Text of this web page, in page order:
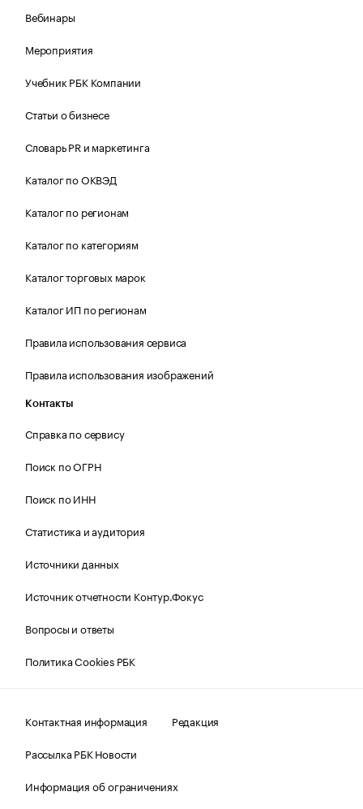
Вебинары
Мероприятия
Учебник РБК Компании
Статьи о бизнесе
Словарь PR и маркетинга
Каталог по ОКВЭД
Каталог по регионам
Каталог по категориям
Каталог торговых марок
Каталог ИП по регионам
Правила использования сервиса
Правила использования изображений
Контакты
Справка по сервису
Поиск по ОГРН
Поиск по ИНН
Статистика и аудитория
Источники данных
Источник отчетности Контур.Фокус
Вопросы и ответы
Политика Cookies РБК
Контактная информация
Редакция
Рассылка РБК Новости
Информация об ограничениях